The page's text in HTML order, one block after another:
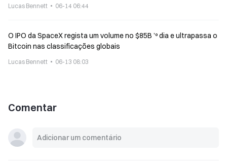
Lucas Bennett 06-14 06:44
O IPO da SpaceX regista um volume no $85B ’º dia e ultrapassa o
Bitcoin nas classificações globais
Lucas Bennett 06-13 08:03
Comentar